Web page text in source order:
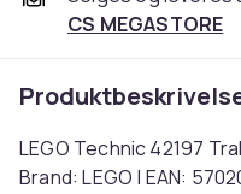
CS MEGASTORE
LEGO Technic 42197
Brand: LEGO | EAN: